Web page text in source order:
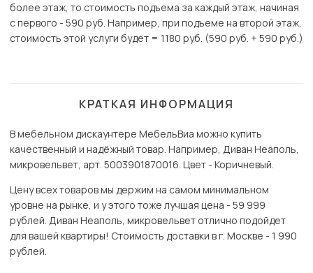
более этаж, то стоимость подъема за каждый этаж, начиная
с первого - 590 руб. Например, при подъеме на второй этаж,
стоимость этой услуги будет = 1180 руб. (590 руб. + 590 руб.)
КРАТКАЯ ИНФОРМАЦИЯ
В мебельном дискаунтере МебельВиа можно купить
качественный и надёжный товар. Например, Диван Неаполь,
микровельвет, арт. 5003901870016. Цвет - Коричневый.
Цену всех товаров мы держим на самом минимальном
уровне на рынке, и у этого тоже лучшая цена - 59 999
рублей. Диван Неаполь, микровельвет отлично подойдет
для вашей квартиры! Стоимость доставки в г. Москве - 1 990
рублей.